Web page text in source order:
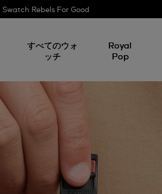
Swatch Rebels For Good
すべてのウォ
ッチ
Royal
Pop